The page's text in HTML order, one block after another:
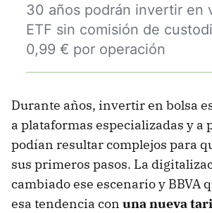
30 años podrán invertir en
ETF sin comisión de
0,99 € por operación
Durante años, invertir en bolsa
a plataformas especializadas y a
podían resultar complejos para
sus primeros pasos. La
cambiado ese escenario y BBVA
esa tendencia con unanueva